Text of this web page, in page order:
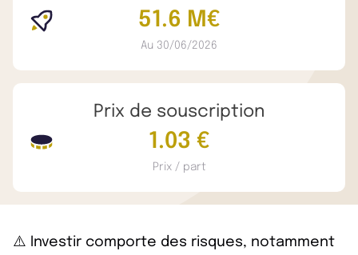
51.6 M€
Au 30/06/2026
Prix de souscription
1.03 €
Prix / part
⚠️ Investir comporte des risques, notamment